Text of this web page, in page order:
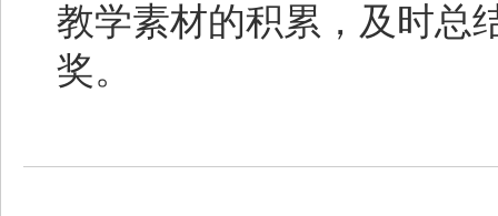
教学素材的积累，及时总
奖。